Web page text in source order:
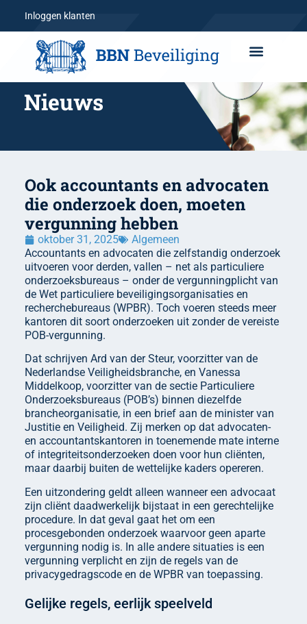
Inloggen klanten
Nieuws
Ook accountants en advocaten
die onderzoek doen, moeten
vergunning hebben
oktober 31, 2025
Algemeen
Accountants en advocaten die zelfstandig onderzoek
uitvoeren voor derden, vallen – net als particuliere
onderzoeksbureaus – onder de vergunningplicht van
de Wet particuliere beveiligingsorganisaties en
recherchebureaus (WPBR). Toch voeren steeds meer
kantoren dit soort onderzoeken uit zonder de vereiste
POB-vergunning.
Dat schrijven Ard van der Steur, voorzitter van de
Nederlandse Veiligheidsbranche, en Vanessa
Middelkoop, voorzitter van de sectie Particuliere
Onderzoeksbureaus (POB’s) binnen diezelfde
brancheorganisatie, in een brief aan de minister van
Justitie en Veiligheid. Zij merken op dat advocaten-
en accountantskantoren in toenemende mate interne
of integriteitsonderzoeken doen voor hun cliënten,
maar daarbij buiten de wettelijke kaders opereren.
Een uitzondering geldt alleen wanneer een advocaat
zijn cliënt daadwerkelijk bijstaat in een gerechtelijke
procedure. In dat geval gaat het om een
procesgebonden onderzoek waarvoor geen aparte
vergunning nodig is. In alle andere situaties is een
vergunning verplicht en zijn de regels van de
privacygedragscode en de WPBR van toepassing.
Gelijke regels, eerlijk speelveld